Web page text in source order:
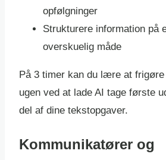
opfølgninger
Strukturere information på
overskuelig måde
På 3 timer kan du lære at
ugen ved at lade AI tage første
del af dine tekstopgaver.
Kommunikatører og